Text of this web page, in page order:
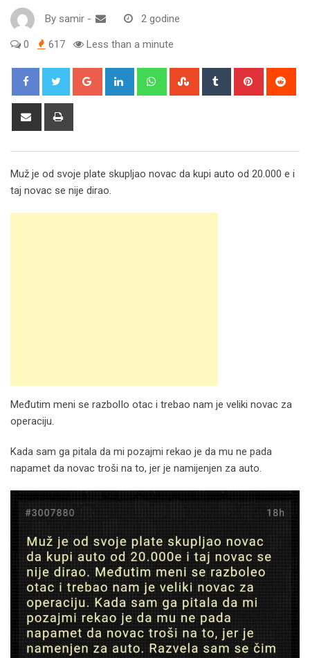
By samir - 2 godine
0 617 Less than a minute
Google+ LinkedIn WhatsappStumbleUpon
Tumblr Pinterest
Share
Muž je od svoje plate skupljao novac da kupi auto od 20.000 e i
taj novac se nije dirao.
Međutim meni se razbolIo otac i trebao nam je veliki novac za
operaciju.
Kada sam ga pitala da mi pozajmi rekao je da mu ne pada
napamet da novac troši na to, jer je namijenjen za auto.